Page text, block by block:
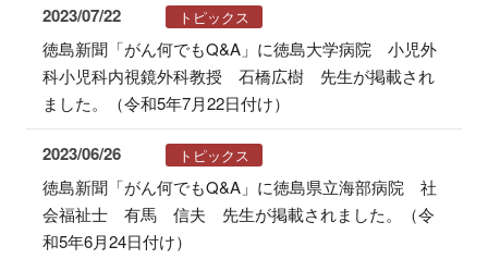
2023/07/22 トピックス
徳島新聞「がん何でもQ&A」に徳島大学病院 小児外
科小児科内視鏡外科教授 石橋広樹 先生が掲載され
ました。（令和5年7月22日付け）
2023/06/26 トピックス
徳島新聞「がん何でもQ&A」に徳島県立海部病院 社
会福祉士 有馬 信夫 先生が掲載されました。（令
和5年6月24日付け）